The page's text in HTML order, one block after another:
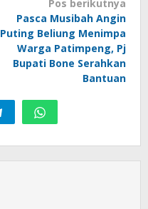
Pos berikutnya
Pasca Musibah Angin
Puting Beliung Menimpa
Warga Patimpeng, Pj
Bupati Bone Serahkan
Bantuan